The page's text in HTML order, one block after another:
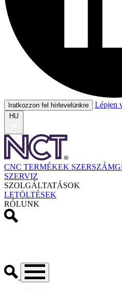
Iratkozzon fel hírlevelünkre Lépjen
HU
CNC TERMÉKEK
SZERVIZ
SZOLGÁLTATÁSOK
LETÖLTÉSEK
RÓLUNK